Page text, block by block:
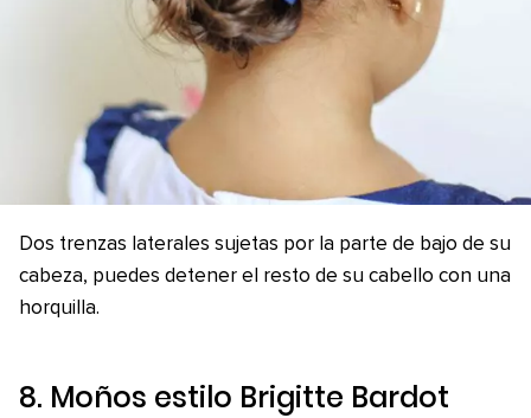
Dos trenzas laterales sujetas por la parte de bajo de su
cabeza, puedes detener el resto de su cabello con una
horquilla.
8. Moños estilo Brigitte Bardot